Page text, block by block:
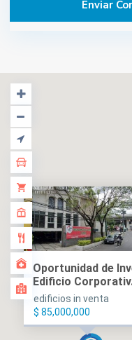
Oportunidad de
Edificio
edificios in venta
$ 85,000,000